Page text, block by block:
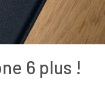
6 plus !